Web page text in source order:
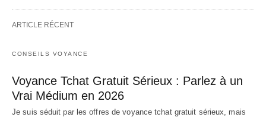
ARTICLE RÉCENT
CONSEILS VOYANCE
Voyance Tchat Gratuit Sérieux : Parlez à un
Vrai Médium en 2026
Je suis séduit par les offres de voyance tchat gratuit sérieux, mais